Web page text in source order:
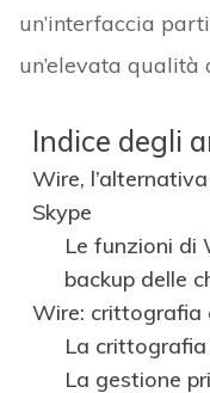
un’interfaccia
un’elevata qualità
Indice degli
Wire,
Skype
Le funzioni di
backup delle
Wire: crittografia
La
La gestione